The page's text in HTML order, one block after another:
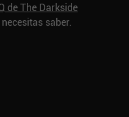
de The Darkside
saber.